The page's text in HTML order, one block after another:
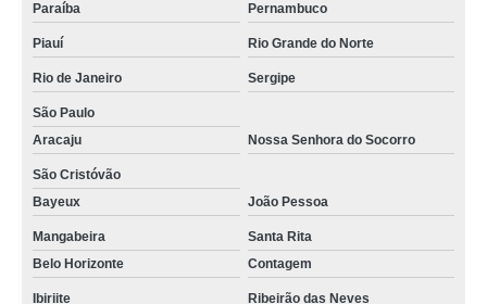
madeira ecológica para deck sustentável Bayeux
madeira ecológica para fachada orçamento Teresina
madeira ecológica para fachada São Caetano do Sul
onde vende madeira ecológica para deck sustentável Natal
venda de madeira ecológica para revestimento Fortaleza
venda de madeira ecológica fachada Eusébio
venda de madeira ecológica deck sustentável Juazeiro do Norte
madeira ecológica fachada sustentável Mogi das Cruzes
Paraíba Pernambuco
Piauí Rio Grande do Norte
Rio de Janeiro Sergipe
São Paulo
Aracaju
Nossa Senhora do Socorro
São Cristóvão
Bayeux
João Pessoa
Mangabeira
Santa Rita
Belo Horizonte
Contagem
Ibiriite Ribeirão das Neves